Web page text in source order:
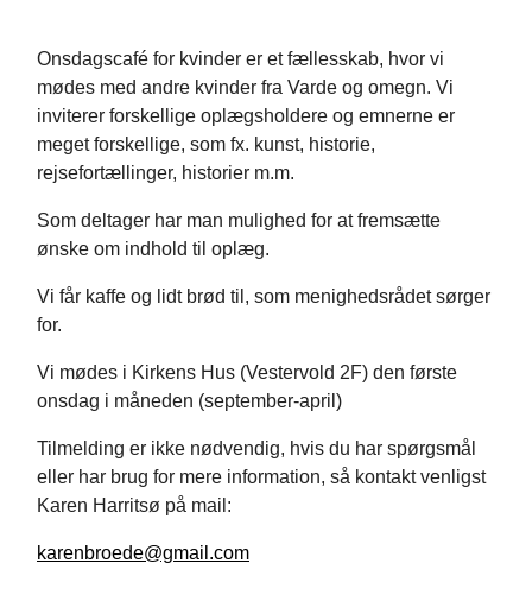
Onsdagscafé for kvinder er et fællesskab, hvor vi
mødes med andre kvinder fra Varde og omegn. Vi
inviterer forskellige oplægsholdere og emnerne er
meget forskellige, som fx. kunst, historie,
rejsefortællinger, historier m.m.
Som deltager har man mulighed for at fremsætte
ønske om indhold til oplæg.
Vi får kaffe og lidt brød til, som menighedsrådet sørger
for.
Vi mødes i Kirkens Hus (Vestervold 2F) den første
onsdag i måneden (september-april)
Tilmelding er ikke nødvendig, hvis du har spørgsmål
eller har brug for mere information, så kontakt venligst
Karen Harritsø på mail:
karenbroede@gmail.com